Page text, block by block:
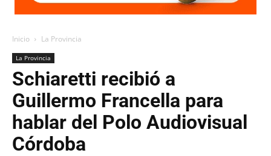
Inicio La Provincia
La Provincia
Schiaretti recibió a
Guillermo Francella para
hablar del Polo Audiovisual
Córdoba